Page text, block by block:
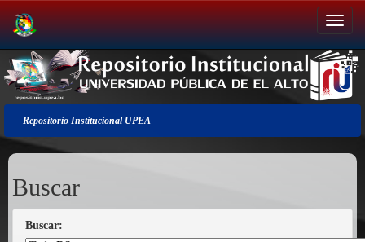
Salir
de
la
navegación
Repositorio Institucional UPEA
Buscar
Buscar: